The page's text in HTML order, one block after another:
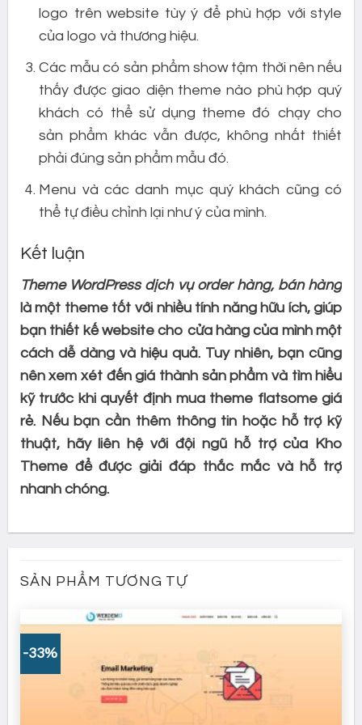
logo trên website tùy ý để phù hợp với style
của logo và thương hiệu.
Các mẫu có sản phẩm show tậm thời nên nếu
thấy được giao diện theme nào phù hợp quý
khách có thể sử dụng theme đó chạy cho
sản phẩm khác vẫn được, không nhất thiết
phải đúng sản phẩm mẫu đó.
Menu và các danh mục quý khách cũng có
thể tự điều chỉnh lại như ý của mình.
Kết luận
Theme WordPress dịch vụ order hàng, bán hàng
là một theme tốt với nhiều tính năng hữu ích, giúp
bạn thiết kế website cho cửa hàng của mình một
cách dễ dàng và hiệu quả. Tuy nhiên, bạn cũng
nên xem xét đến giá thành sản phẩm và tìm hiểu
kỹ trước khi quyết định mua theme flatsome giá
rẻ. Nếu bạn cần thêm thông tin hoặc hỗ trợ kỹ
thuật, hãy liên hệ với đội ngũ hỗ trợ của Kho
Theme để được giải đáp thắc mắc và hỗ trợ
nhanh chóng.
SẢN PHẨM TƯƠNG TỰ
-33%